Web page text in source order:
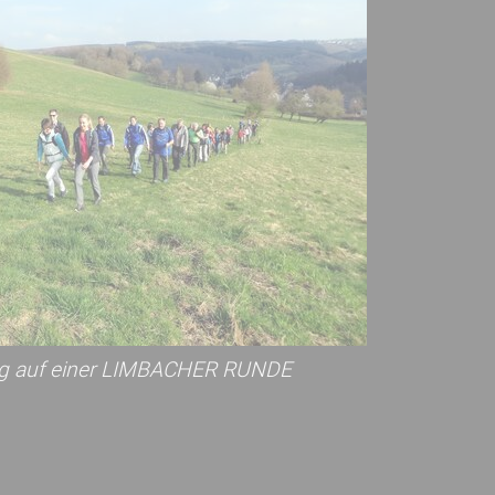
auf einer LIMBACHER RUNDE